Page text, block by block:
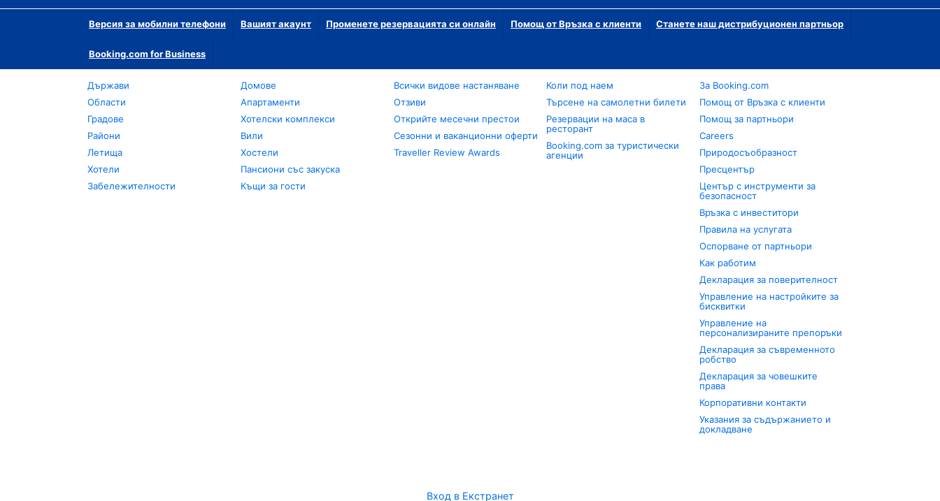
Версия за мобилни телефони Вашият акаунт Променете резервацията си онлайн Помощ от Връзка с клиенти Станете наш дистрибуционен партньор
Booking.com for Business
Държави
Области
Градове
Райони
Летища
Хотели
Забележителности
Домове
Апартаменти
Хотелски комплекси
Вили
Хостели
Пансиони със закуска
Къщи за гости
Всички видове настаняване
Отзиви
Открийте месечни престои
Сезонни и ваканционни оферти
Traveller Review Awards
Коли под наем
Търсене на самолетни билети
Резервации на маса в
ресторант
Booking.com за туристически
агенции
За Booking.com
Помощ от Връзка с клиенти
Помощ за партньори
Careers
Природосъобразност
Пресцентър
Център с инструменти за
безопасност
Връзка с инвеститори
Правила на услугата
Оспорване от партньори
Как работим
Декларация за поверителност
Управление на настройките за
бисквитки
Управление на
персонализираните препоръки
Декларация за съвременното
робство
Декларация за човешките
права
Корпоративни контакти
Указания за съдържанието и
докладване
Вход в Екстранет